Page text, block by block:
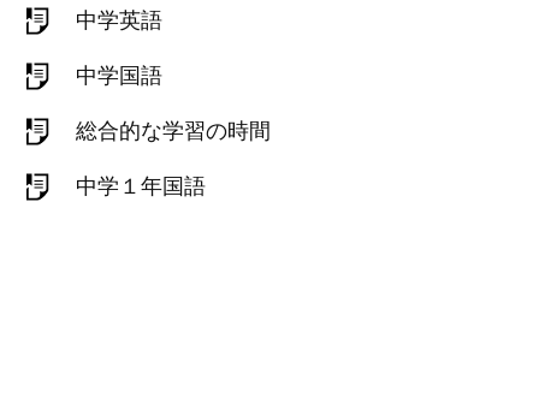
中学英語
中学国語
総合的な学習の時間
中学１年国語